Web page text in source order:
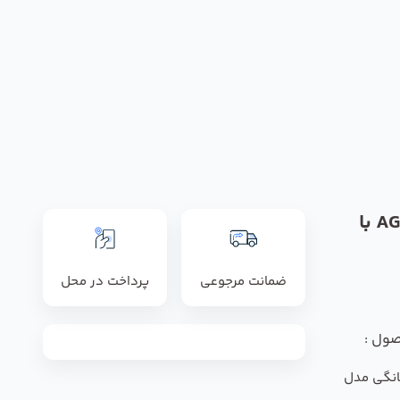
تصفیه آب 6 مرحله ای AGM با
:
مدل
ضمانت مرجوعی پرداخت در محل